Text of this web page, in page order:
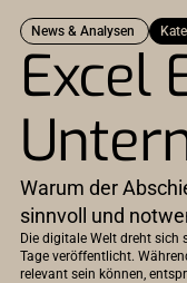
News & Analysen
Excel
Warum der
sinnvoll und
Die digitale Welt dreht sich
Tage veröffentlicht.
relevant sein können,